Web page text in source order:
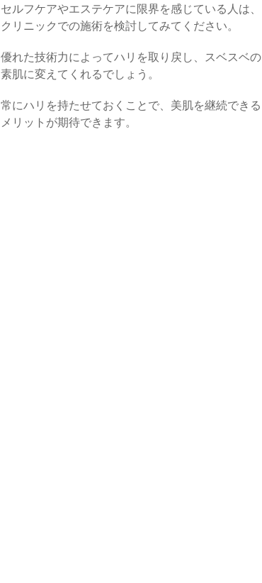
セルフケアやエステケアに限界を感じている人は、
クリニックでの施術を検討してみてください。
優れた技術力によってハリを取り戻し、スベスベの
素肌に変えてくれるでしょう。
常にハリを持たせておくことで、美肌を継続できる
メリットが期待できます。